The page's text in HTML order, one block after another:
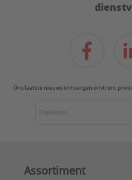
Ons laatste nieuws ontvangen omtrent
Assortiment